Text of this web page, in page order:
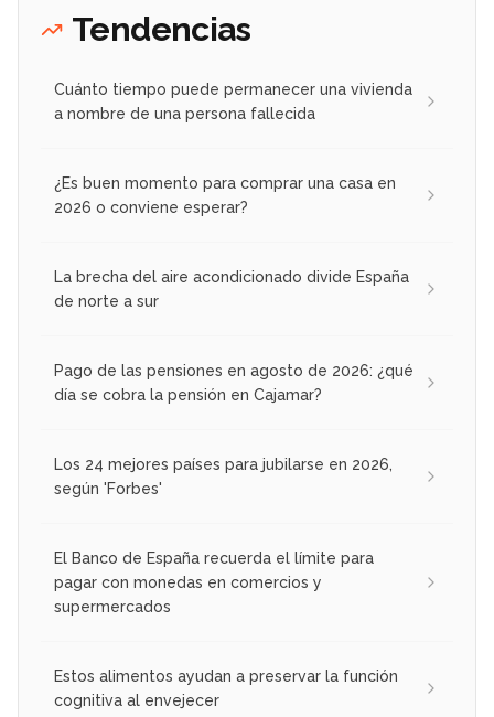
Tendencias
Cuánto tiempo puede permanecer una vivienda
a nombre de una persona fallecida
¿Es buen momento para comprar una casa en
2026 o conviene esperar?
La brecha del aire acondicionado divide España
de norte a sur
Pago de las pensiones en agosto de 2026: ¿qué
día se cobra la pensión en Cajamar?
Los 24 mejores países para jubilarse en 2026,
según 'Forbes'
El Banco de España recuerda el límite para
pagar con monedas en comercios y
supermercados
Estos alimentos ayudan a preservar la función
cognitiva al envejecer